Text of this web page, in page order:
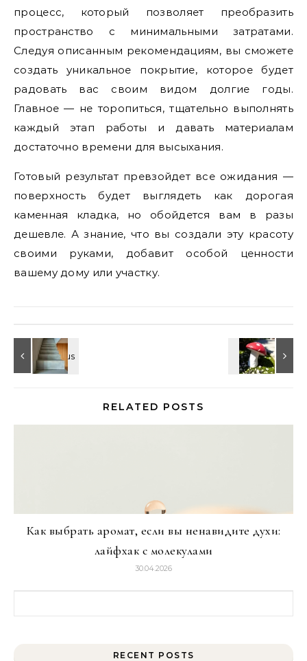
процесс, который позволяет преобразить
пространство с минимальными затратами.
Следуя описанным рекомендациям, вы сможете
создать уникальное покрытие, которое будет
радовать вас своим видом долгие годы.
Главное — не торопиться, тщательно выполнять
каждый этап работы и давать материалам
достаточно времени для высыхания.
Готовый результат превзойдет все ожидания —
поверхность будет выглядеть как дорогая
каменная кладка, но обойдется вам в разы
дешевле. А знание, что вы создали эту красоту
своими руками, добавит особой ценности
вашему дому или участку.
RELATED POSTS
Как выбрать аромат, если вы ненавидите духи:
лайфхак с молекулами
30.04.2026
RECENT POSTS